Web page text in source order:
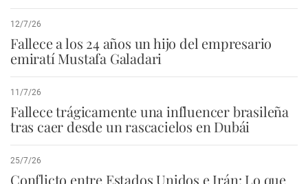
12/7/26
Fallece a los 24 años un hijo del empresario
emiratí Mustafa Galadari
11/7/26
Fallece trágicamente una influencer brasileña
tras caer desde un rascacielos en Dubái
25/7/26
Conflicto entre Estados Unidos e Irán: Lo que